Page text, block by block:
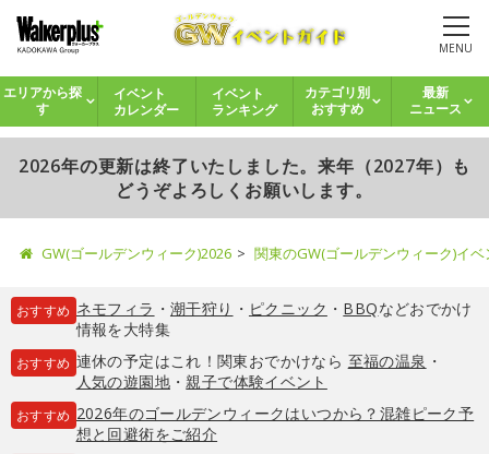
MENU
エリアから探
す
イベント
カレンダー
イベント
ランキング
カテゴリ別
おすすめ
最新
ニュース
2026年の更新は終了いたしました。来年（2027年）も
どうぞよろしくお願いします。
GW(ゴールデンウィーク)2026 関東のGW(ゴールデンウィーク)イ
おすすめ ネモフィラ ・ 潮干狩り ・ ピクニック ・ BBQなどおでかけ
情報を大特集
おすすめ 連休の予定はこれ！関東おでかけなら 至福の温泉 ・
人気の遊園地・親子で体験イベント
おすすめ 2026年のゴールデンウィークはいつから？混雑ピーク予
想と回避術をご紹介